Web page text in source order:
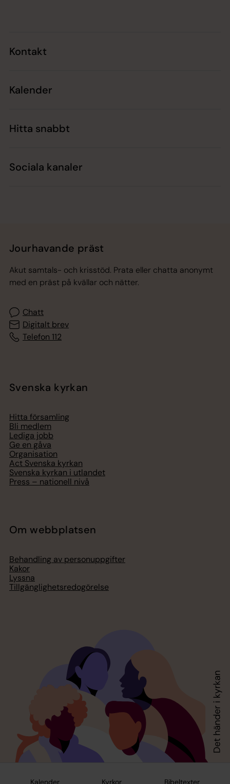
Kalender Kyrkor Bibeltexter
Kontakt
Kalender
Hitta snabbt
Sociala kanaler
Jourhavande präst
Akut samtals- och krisstöd. Prata eller chatta anonymt
med en präst på kvällar och nätter.
Chatt
Digitalt brev
Telefon 112
Svenska kyrkan
Hitta församling
Bli medlem
Lediga jobb
Ge en gåva
Organisation
Act Svenska kyrkan
Svenska kyrkan i utlandet
Press – nationell nivå
Om webbplatsen
Behandling av personuppgifter
Kakor
Lyssna
Tillgänglighetsredogörelse